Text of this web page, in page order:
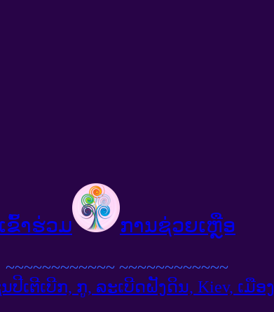
ເຂົ້າຮ່ວມ ການຊ່ວຍເຫຼືອ
~~~~~~~~~~~~ ~~~~~~~~~~~~
ປີເຕີເບີກ, ກູ, ລະເບີດຝັງດິນ, Kiev, ເມື